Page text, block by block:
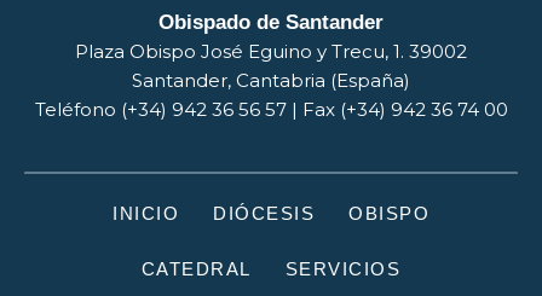
Obispado de Santander
Plaza Obispo José Eguino y Trecu, 1. 39002
Santander, Cantabria (España)
Teléfono (+34) 942 36 56 57 | Fax (+34) 942 36 74 00
INICIO DIÓCESIS OBISPO
CATEDRAL SERVICIOS